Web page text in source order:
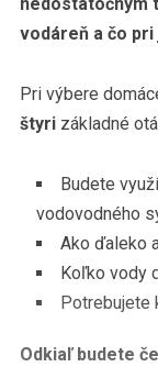
nedostatočným
vodáreň a čo
Pri výbere
štyri základné
Budete
vodovodného
Ako ďaleko
Koľko vody
Potrebujete
Odkiaľ budete